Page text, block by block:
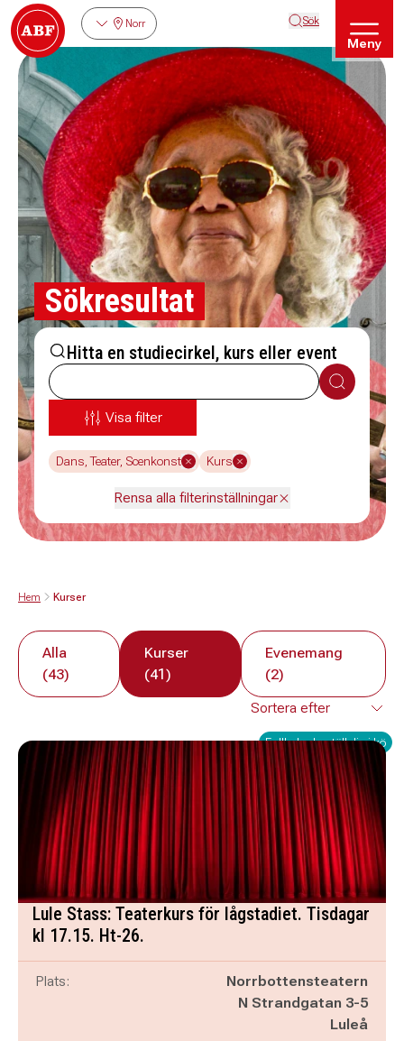
Norr Sök
Meny
Sökresultat
Hitta en studiecirkel, kurs eller event
Sök
Visa filter
Dans, Teater, Scenkonst Kurs
Rensa alla filterinställningar
Hem Kurser
Alla
(43)
Kurser
(41)
Evenemang
(2)
Fullbokad - ställ dig i kö
Lule Stass: Teaterkurs för lågstadiet. Tisdagar
kl 17.15. Ht-26.
Plats:
Norrbottensteatern
N Strandgatan 3-5
Luleå